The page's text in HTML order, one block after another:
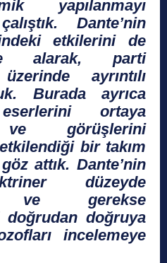
yapılanmayı
Dante’nin
etkilerini de
alarak, parti
ayrıntılı
Burada ayrıca
ortaya
görüşlerini
bir takım
attık. Dante’nin
düzeyde
ve gerekse
doğrudan doğruya
incelemeye